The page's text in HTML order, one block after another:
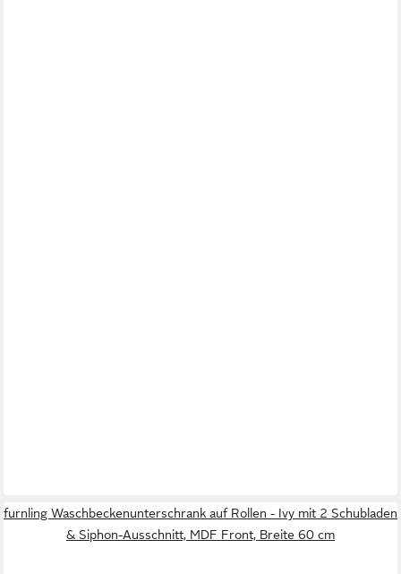
furnling Waschbeckenunterschrank auf Rollen - Ivy mit 2 Schubladen
& Siphon-Ausschnitt, MDF Front, Breite 60 cm